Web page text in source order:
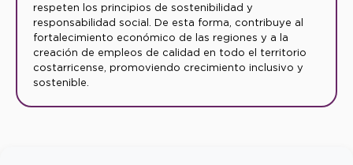
respeten los principios de sostenibilidad y
responsabilidad social. De esta forma, contribuye al
fortalecimiento económico de las regiones y a la
creación de empleos de calidad en todo el territorio
costarricense, promoviendo crecimiento inclusivo y
sostenible.